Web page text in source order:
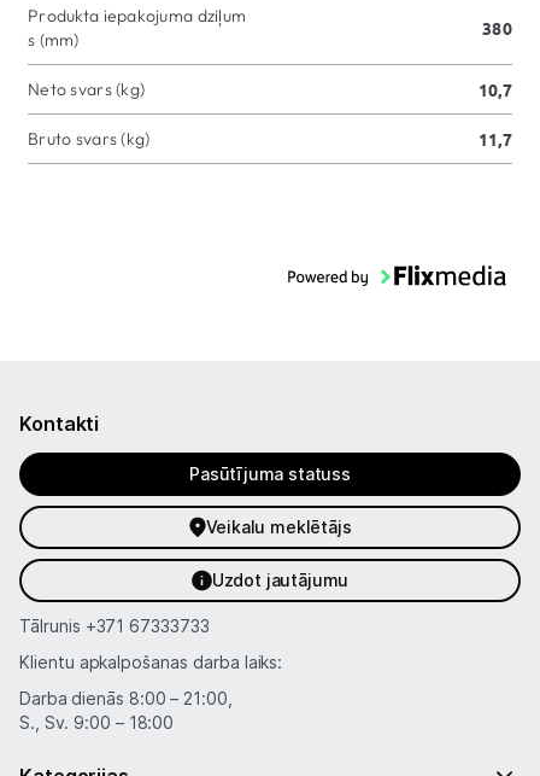
Produkta iepakojuma dziļum
s (mm)
380
Neto svars (kg) 10,7
Bruto svars (kg) 11,7
Kontakti
Pasūtījuma statuss
Veikalu meklētājs
Uzdot jautājumu
Tālrunis +371 67333733
Klientu apkalpošanas darba laiks:
Darba dienās 8:00 – 21:00,
S., Sv. 9:00 – 18:00